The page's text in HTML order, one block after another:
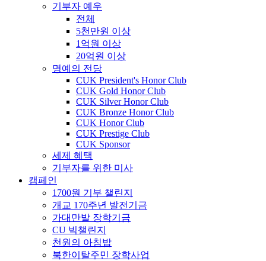
기부자 예우
전체
5천만원 이상
1억원 이상
20억원 이상
명예의 전당
CUK President's Honor Club
CUK Gold Honor Club
CUK Silver Honor Club
CUK Bronze Honor Club
CUK Honor Club
CUK Prestige Club
CUK Sponsor
세제 혜택
기부자를 위한 미사
캠페인
1700원 기부 챌린지
개교 170주년 발전기금
가대만발 장학기금
CU 빅챌린지
천원의 아침밥
북한이탈주민 장학사업